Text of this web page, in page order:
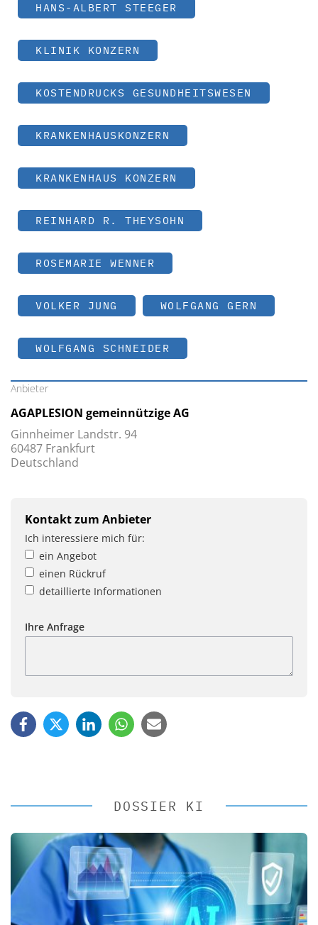
HANS-ALBERT STEEGER
KLINIK KONZERN
KOSTENDRUCKS GESUNDHEITSWESEN
KRANKENHAUSKONZERN
KRANKENHAUS KONZERN
REINHARD R. THEYSOHN
ROSEMARIE WENNER
VOLKER JUNG WOLFGANG GERN
WOLFGANG SCHNEIDER
Anbieter
AGAPLESION gemeinnützige AG
Ginnheimer Landstr. 94
60487 Frankfurt
Deutschland
Kontakt zum Anbieter
Ich interessiere mich für:
ein Angebot
einen Rückruf
detaillierte Informationen
Ihre Anfrage
DOSSIER KI